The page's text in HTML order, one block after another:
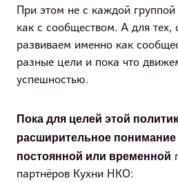
При этом не с каждой
как с сообществом. А для тех,
развиваем именно как
разные цели и пока что
успешностью.
Пока для целей этой
расширительное
постоянной или временной
партнёров Кухни НКО: